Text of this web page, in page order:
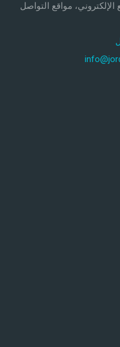
الإلكتروني، مواقع التواصل